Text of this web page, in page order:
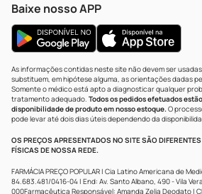
Baixe nosso APP
As informações contidas neste site não devem ser
substituem, em hipótese alguma, as orientações dadas
Somente o médico está apto a diagnosticar qualquer
tratamento adequado. Todos os pedidos efetuados
disponibilidade de produto em nosso estoque.O
pode levar até dois dias úteis dependendo da
OS PREÇOS APRESENTADOS NO SITE SÃO
FÍSICAS DE NOSSA REDE.
FARMÁCIA PREÇO POPULAR | Cia Latino Americana de
84.683.481/0416-04 | End: Av. Santo Albano, 490 - Vila
000Farmacêutica Responsável: Amanda Zelia Deodato |